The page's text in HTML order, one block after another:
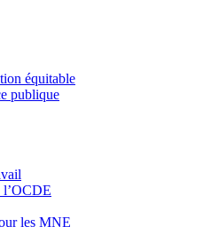
équitable
publique
l’OCDE
les MNE